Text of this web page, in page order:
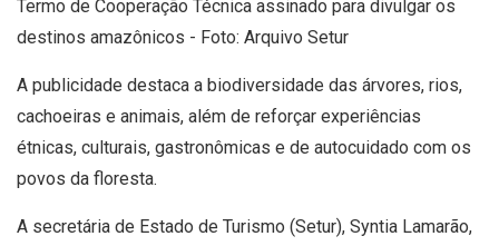
Termo de Cooperação Técnica assinado para divulgar os
destinos amazônicos - Foto: Arquivo Setur
A publicidade destaca a biodiversidade das árvores, rios,
cachoeiras e animais, além de reforçar experiências
étnicas, culturais, gastronômicas e de autocuidado com os
povos da floresta.
A secretária de Estado de Turismo (Setur), Syntia Lamarão,